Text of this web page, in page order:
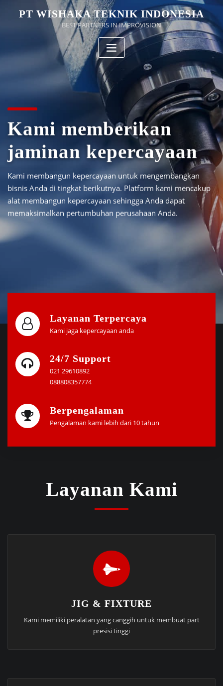
PT WISHAKA TEKNIK INDONESIA
BEST PARTNERS IN IMPROVISION
Kami memberikan
jaminan kepercayaan
Kami membangun kepercayaan untuk mengembangkan
bisnis Anda di tingkat berikutnya. Platform kami mencakup
alat membangun kepercayaan sehingga Anda dapat
memaksimalkan pertumbuhan perusahaan Anda.
Layanan Terpercaya
Kami jaga kepercayaan anda
24/7 Support
021 29610892
088808357774
Berpengalaman
Pengalaman kami lebih dari 10 tahun
Layanan Kami
JIG & FIXTURE
Kami memiliki peralatan yang canggih untuk membuat part
presisi tinggi